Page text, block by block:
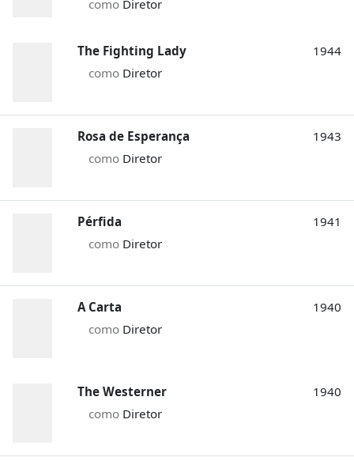
como Diretor
The Fighting Lady
como Diretor
1944
Rosa de Esperança
como Diretor
1943
Pérfida
como Diretor
1941
A Carta
como Diretor
1940
The Westerner
como Diretor
1940